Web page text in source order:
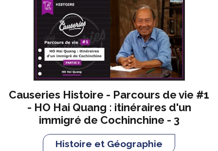
Causeries Histoire - Parcours de vie #1
- HO Hai Quang : itinéraires d'un
immigré de Cochinchine - 3
Histoire et Géographie